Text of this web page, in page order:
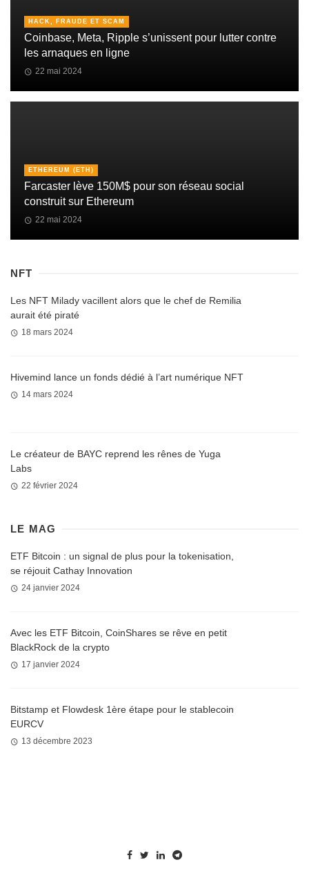
HACK, FRAUDE ET SCAM
Coinbase, Meta, Ripple s’unissent pour lutter contre
les arnaques en ligne
22 mai 2024
ETHEREUM (ETH)
Farcaster lève 150M$ pour son réseau social
construit sur Ethereum
22 mai 2024
NFT
Les NFT Milady vacillent alors que le chef de Remilia
aurait été piraté
18 mars 2024
Hivemind lance un fonds dédié à l’art numérique NFT
14 mars 2024
Le créateur de BAYC reprend les rênes de Yuga
Labs
22 février 2024
LE MAG
ETF Bitcoin : un signal de plus pour la tokenisation,
se réjouit Cathay Innovation
24 janvier 2024
Avec les ETF Bitcoin, CoinShares se rêve en petit
BlackRock de la crypto
17 janvier 2024
Bitstamp et Flowdesk 1ère étape pour le stablecoin
EURCV
13 décembre 2023